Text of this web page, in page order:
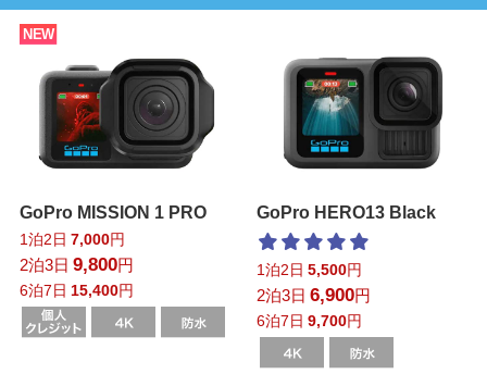
GoPro MISSION 1 PRO
1泊2日 7,000円
2泊3日 9,800円
6泊7日 15,400円
NEW
GoPro HERO13 Black
1泊2日 5,500円
2泊3日 6,900円
6泊7日 9,700円